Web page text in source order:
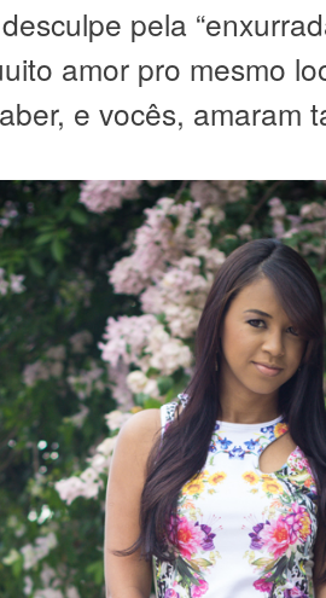
pela
amor pro mesmo
e vocês, amaram